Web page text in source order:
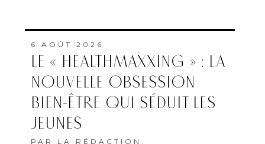
6 AOÛT 2026
LE « HEALTHMAXXING » : LA
NOUVELLE OBSESSION
BIEN-ÊTRE QUI SÉDUIT LES
JEUNES
PAR LA RÉDACTION